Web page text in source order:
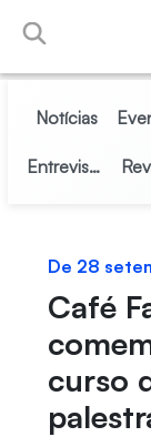
Pular para o
Notícias
Entrevistas
De 28
Café
curso